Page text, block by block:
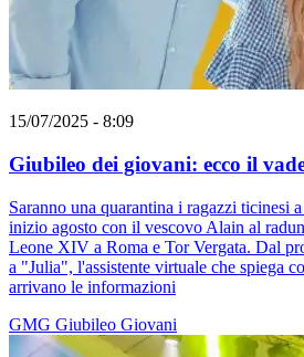
15/07/2025 - 8:09
Giubileo dei giovani: ecco il
Saranno una quarantina i ragazzi ticinesi
inizio agosto con il vescovo Alain al
Leone XIV a Roma e Tor Vergata. Dal
a "Julia", l'assistente virtuale che spiega
arrivano le informazioni
GMG Giubileo Giovani